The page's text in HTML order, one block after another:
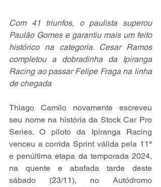
Com 41 triunfos, o paulista superou
Paulão Gomes e garantiu mais um feito
histórico na categoria. Cesar Ramos
completou a dobradinha da Ipiranga
Racing ao passar Felipe Fraga na linha
de chegada
Thiago Camilo novamente escreveu
seu nome na história da Stock Car Pro
Series. O piloto da Ipiranga Racing
venceu a corrida Sprint válida pela 11ª
e penúltima etapa da temporada 2024,
na quente e abafada tarde deste
sábado (23/11), no Autódromo